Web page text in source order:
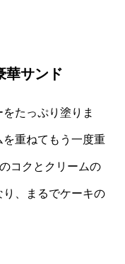
華サンド
たっぷり塗りま
重ねてもう一度重
コクとクリームの
、まるでケーキの